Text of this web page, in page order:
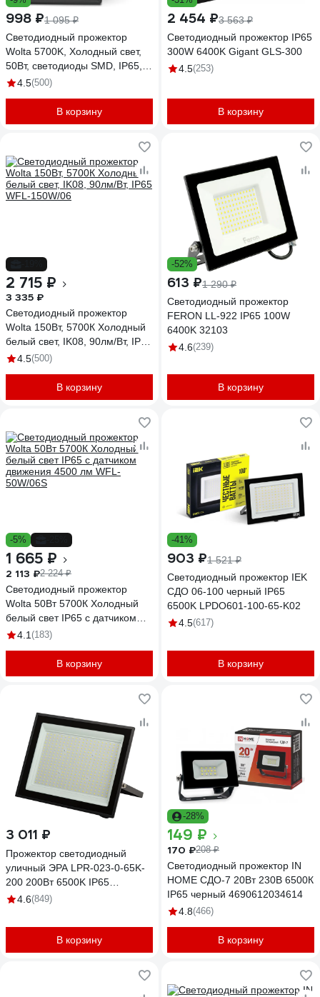
998 ₽1 095 ₽
Светодиодный прожектор
Wolta 5700K, Холодный свет,
50Вт, светодиоды SMD, IP65,
цвет серый WFL-50W/06
4.5(500)
В корзину
2 454 ₽3 563 ₽
Светодиодный прожектор IP65
300W 6400K Gigant GLS-300
4.5(253)
В корзину
2 715 ₽
3 335 ₽
Светодиодный прожектор
Wolta 150Вт, 5700К Холодный
белый свет, IK08, 90лм/Вт, IP65
WFL-150W/06
4.5(500)
В корзину
-52%
613 ₽1 290 ₽
Светодиодный прожектор
FERON LL-922 IP65 100W
6400K 32103
4.6(239)
В корзину
-5%
1 665 ₽
2 113 ₽2 224 ₽
Светодиодный прожектор
Wolta 50Вт 5700К Холодный
белый свет IP65 с датчиком
движения 4500 лм WFL-
4.1 (183)
В корзину
-41%
903 ₽1 521 ₽
Светодиодный прожектор IEK
СДО 06-100 черный IP65
6500K LPDO601-100-65-K02
4.5(617)
В корзину
3 011 ₽
Прожектор светодиодный
уличный ЭРА LPR-023-0-65K-
200 200Вт 6500K IP65
Б0052028
4.6(849)
В корзину
-28%
149 ₽
170 ₽208 ₽
Светодиодный прожектор IN
HOME СДО-7 20Вт 230В 6500К
IP65 черный 4690612034614
4.8(466)
В корзину